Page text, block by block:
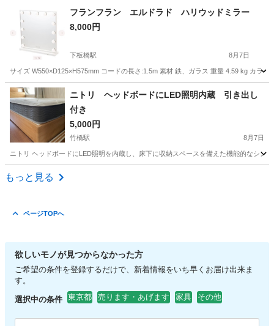
吉祥寺駅 テーブル ACTUS
フランフラン エルドラド ハリウッドミラー
8,000円
下板橋駅 8月7日
サイズ W550×D125×H575mm コードの長さ:1.5m 素材 鉄、ガラス 重量 4.59 kg カラー
東京 板橋区 下板橋駅 ミラー/鏡 エルドラド
ニトリ ヘッドボードにLED照明内蔵 引き出し
付き
5,000円
竹橋駅 8月7日
ニトリ ヘッドボードにLED照明を内蔵し、床下に収納スペースを備えた機能的なシ
東京 千代田区
もっと見る
ページTOPへ
欲しいモノが見つからなかった方
ご希望の条件を登録するだけで、新着情報をいち早くお届け出来ま
す。
選択中の条件 東京都 売ります・あげます 家具 その他